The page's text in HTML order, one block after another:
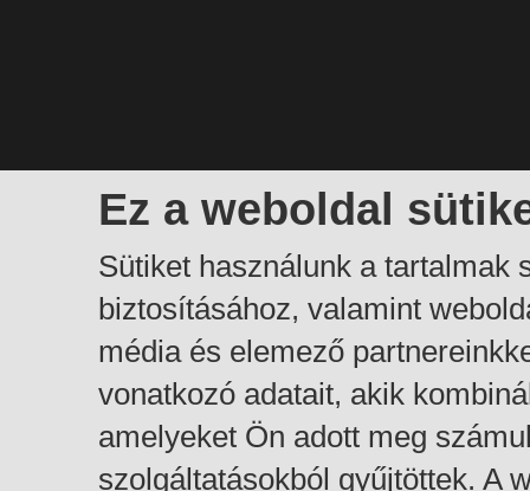
Ez a weboldal
Sütiket használunk a tartalmak
biztosításához, valamint
média és elemező
vonatkozó adatait, akik
amelyeket Ön adott meg
szolgáltatásokból gyűjtöttek. A